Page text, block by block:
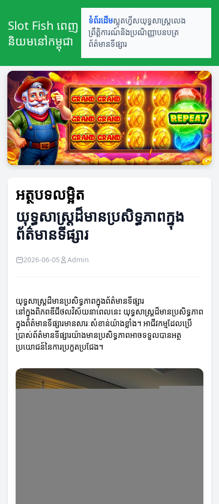
Slot Fish ពេញ
និយមនៅកម្ពុជា
ទំព័រដើមស្លុតហ្វីសយុទ្ធសាស្ត្រលេង
ព្រឹត្តិការណ៍និងប្រណិញ្ញាបនបត្រ
ព័ត៌មានទីផ្សារ
អត្ថបទលម្អិត
យុទ្ធសាស្ត្រដ៏មានប្រសិទ្ធភាពក្នុង
ព័ត៌មានទីផ្សារ
2026-06-05 Admin
យុទ្ធសាស្ត្រដ៏មានប្រសិទ្ធភាពក្នុងព័ត៌មានទីផ្សារ
នៅក្នុងពិភពឌីជីថលវិស័យនាពេលនេះ យុទ្ធសាស្ត្រដ៏មានប្រសិទ្ធភាព
ក្នុងព័ត៌មានទីផ្សារមានសារៈសំខាន់យ៉ាងខ្លាំង។ អាជីវកម្មដែលប្រើ
ប្រាស់ព័ត៌មានទីផ្សារយ៉ាងមានប្រសិទ្ធភាពអាចទទួលបានអត្ថ
ប្រយោជន៍នៃការប្រកួតប្រជែង។